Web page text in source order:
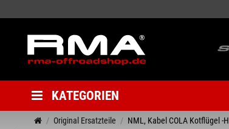
KATEGORIEN
Original Ersatzteile NML, Kabel COLA Kotflügel -H